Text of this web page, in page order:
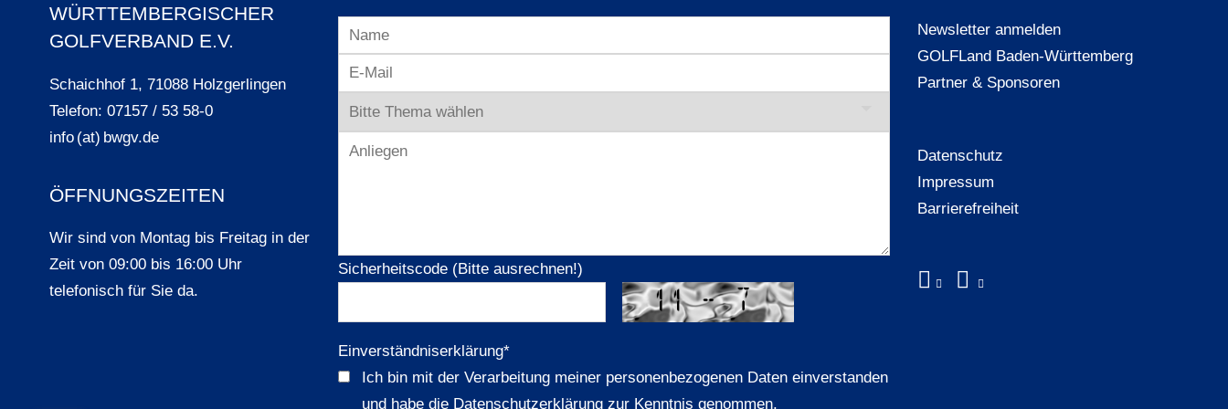
WÜRTTEMBERGISCHER
GOLFVERBAND E.V.
Schaichhof 1, 71088 Holzgerlingen
Telefon: 07157 / 53 58-0
info (at) bwgv.de
ÖFFNUNGSZEITEN
Wir sind von Montag bis Freitag in der
Zeit von 09:00 bis 16:00 Uhr
telefonisch für Sie da.
Sicherheitscode (Bitte ausrechnen!)
Einverständniserklärung*
Ich bin mit der Verarbeitung meiner personenbezogenen Daten einverstanden
und habe die Datenschutzerklärung zur Kenntnis genommen.
Newsletter anmelden
GOLFLand Baden-Württemberg
Partner & Sponsoren
Datenschutz
Impressum
Barrierefreiheit